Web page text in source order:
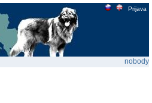
Prijava
nobody